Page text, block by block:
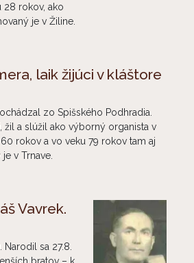
28 rokov, ako
je v Žiline.
laik žijúci v kláštore
zo Spišského Podhradia.
žil a slúžil ako výborný organista v
rokov a vo veku 79 rokov tam aj
v Trnave.
Vavrek.
sa 27.8.